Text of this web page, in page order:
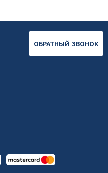
ОБРАТНЫЙ ЗВОНОК